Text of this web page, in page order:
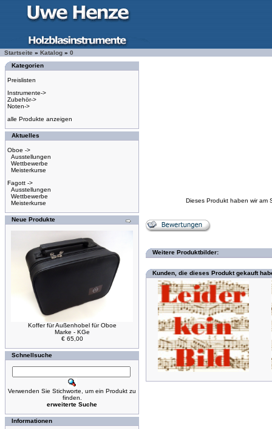
Startseite » Katalog » 0
Kategorien
Preislisten
Instrumente->
Zubehör->
Noten->
alle Produkte anzeigen
Aktuelles
Oboe ->
Ausstellungen
Wettbewerbe
Meisterkurse
Fagott ->
Ausstellungen
Wettbewerbe
Meisterkurse
Neue Produkte
Koffer für Außenhobel für Oboe
Marke - KGe
€ 65,00
Schnellsuche
Verwenden Sie Stichworte, um ein Produkt zu
finden.
erweiterte Suche
Informationen
Dieses Produkt haben wir am
Weitere Produktbilder:
Kunden, die dieses Produkt gekauft